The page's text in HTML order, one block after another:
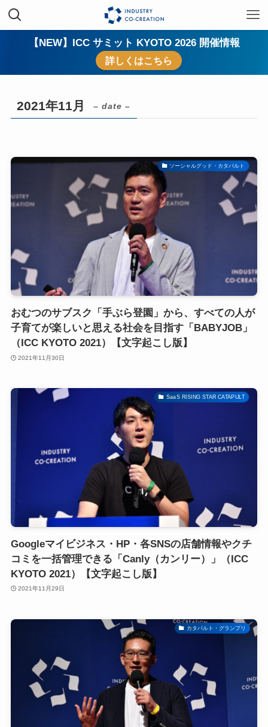
【NEW】ICC サミット KYOTO 2026 開催情報
詳しくはこちら
2021年11月 – date –
ソーシャルグッド・カタパルト
おむつのサブスク「手ぶら登園」から、すべての人が
子育てが楽しいと思える社会を目指す「BABYJOB」
（ICC KYOTO 2021）【文字起こし版】
2021年11月30日
SaaS RISING STAR CATAPULT
Googleマイビジネス・HP・各SNSの店舗情報やクチ
コミを一括管理できる「Canly（カンリー）」（ICC
KYOTO 2021）【文字起こし版】
2021年11月29日
カタパルト・グランプリ